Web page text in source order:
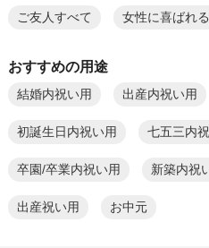
ご友人すべて 女性に喜ばれ
おすすめの用途
結婚内祝い用 出産内祝い用
初誕生日内祝い用 七五三内
卒園/卒業内祝い用 新築内祝
出産祝い用 お中元